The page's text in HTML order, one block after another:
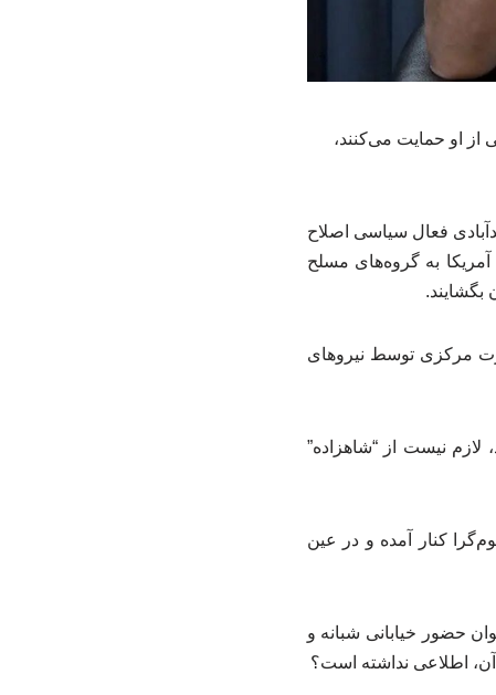
از او حمایت می‌کنند،
فعال سیاسی اصلاح
به گروه‌های مسلح
بگشایند.
مرکزی توسط نیروهای
لازم نیست از “شاهزاده”
کنار آمده و در عین
حضور خیابانی شبانه و
اطلاعی نداشته است؟